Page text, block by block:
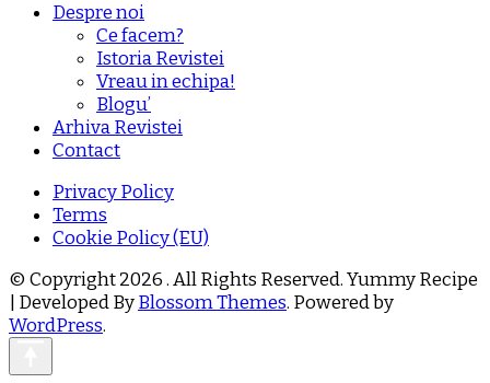
Despre noi
Ce facem?
Istoria Revistei
Vreau in echipa!
Blogu’
Arhiva Revistei
Contact
Privacy Policy
Terms
Cookie Policy (EU)
© Copyright 2026. All Rights Reserved.Yummy Recipe
| Developed ByBlossom Themes. Powered by
WordPress.